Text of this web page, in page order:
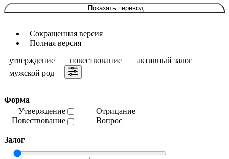
Показать перевод
Сокращенная версия
Полная версия
утверждение
повествование
активный залог
мужской род
Форма
Утверждение
Повествование
Отрицание
Вопрос
Залог